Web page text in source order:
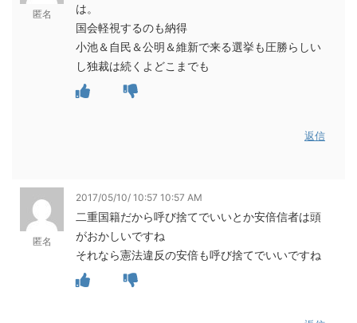
匿名
は。
国会軽視するのも納得
小池＆自民＆公明＆維新で来る選挙も圧勝らしい
し独裁は続くよどこまでも
返信
匿名
2017/05/10/ 10:57 10:57 AM
二重国籍だから呼び捨てでいいとか安倍信者は頭
がおかしいですね
それなら憲法違反の安倍も呼び捨てでいいですね